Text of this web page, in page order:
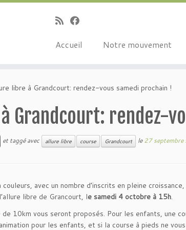
Accueil Notre mouvement
libre à Grandcourt: rendez-vous samedi prochain !
Grandcourt: rendez-
et taggé avec allure libre course Grandcourt le27
avec un nombre d’inscrits en pleine
libre de Grancourt, le samedi 4 octobre à 15h.
10km vous seront proposés. Pour les enfants, une
pour les enfants, et si la course à pieds ne